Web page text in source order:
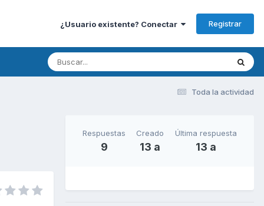
¿Usuario existente? Conectar Registrar
Toda la actividad
Respuestas
9
Creado
13 a
Última respuesta
13 a